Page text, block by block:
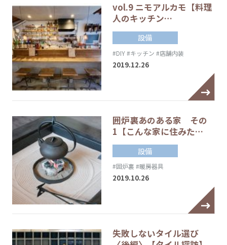
vol.9 ニモアルカモ【料理
人のキッチン…
設備
#DIY#キッチン #店舗内装
2019.12.26
囲炉裏あのある家 その
1【こんな家に住みた…
設備
#囲炉裏 #暖房器具
2019.10.26
失敗しないタイル選び